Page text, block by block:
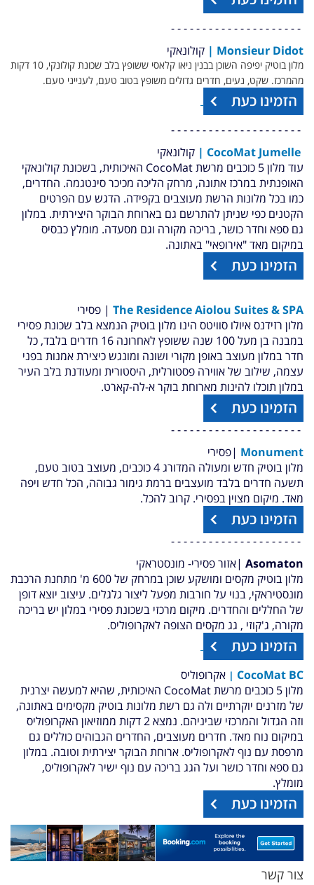
- - - - - - - - - - - - - - - - - - - - -
Monsieur Didot
| קולונאקי
מלון בוטיק יפיפה השוכן בבנין ניאו קלאסי ששופץ בלב שכונת קולונקי, 10 דקות
מהמרכז. שקט, נעים, חדרים גדולים משופץ בטוב טעם, לענייני טעם.
- - - - - - - - - - - - - - - - - - - - -
CocoMat Jumelle |
קולונאקי
עוד מלון 5 כוכבים מרשת CocoMat האיכותית, בשכונת קולונאקי
האופנתית במרכז אתונה, מרחק הליכה מכיכר סינטגמה. החדרים,
כמו בכל מלונות הרשת מעוצבים בקפידה. הדגש עם הפרטים
הקטנים כפי שניתן להתרשם גם בארוחת הבוקר היצירתית. במלון
גם ספא וחדר כושר, בריכה מקורה וגם מסעדה. מומלץ כבסיס
במיקום מאד "אירופאי" באתונה.
The Residence Aiolou Suites & SPA | פסירי
מלון רזידנס איולו סוויטס הינו מלון בוטיק הנמצא בלב שכונת פסירי
במבנה בן מעל 100 שנה ששופץ לאחרונה 16 חדרים בלבד, כל
חדר במלון מעוצב באופן מקורי ושונה ומונגש כיצירת אמנות בפני
עצמה, שילוב של אווירה פסטורלית, היסטורית ומעודנת בלב העיר
במלון תוכלו להינות מארוחת בוקר א-לה-קארט.
- - - - - - - - - - - - - - - - - - - - -
Monument |פסירי
מלון בוטיק חדש ומעולה המדורג 4 כוכבים, מעוצב בטוב טעם,
תשעה חדרים בלבד מועצבים ברמת גימור גבוהה, הכל חדש ויפה
מאד. מיקום מצוין בפסירי. קרוב להכל.
- - - - - - - - - - - - - - - - - - - - -
Asomaton |אזור פסירי- מונסטראקי
מלון בוטיק מקסים ומושקע שוכן במרחק של 600 מ' מתחנת הרכבת
מונסטיראקי, בנוי על חורבות מפעל ליצור גלגלים. עיצוב יוצא דופן
של החללים והחדרים. מיקום מרכזי בשכונת פסירי במלון יש בריכה
מקורה, ג'קוזי , גג מקסים הצופה לאקרופוליס.
CocoMat BC
| אקרופוליס
מלון 5 כוכבים מרשת CocoMat האיכותית, שהיא למעשה יצרנית
של מזרנים יוקרתיים ולה גם רשת מלונות בוטיק מקסימים באתונה,
וזה הגדול והמרכזי שביניהם. נמצא 2 דקות ממוזיאון האקרופוליס
במיקום נוח מאד. חדרים מעוצבים, החדרים הגבוהים כוללים גם
מרפסת עם נוף לאקרופוליס. ארוחת הבוקר יצירתית וטובה. במלון
גם ספא וחדר כושר ועל הגג בריכה עם נוף ישיר לאקרופוליס,
מומלץ.
צור קשר